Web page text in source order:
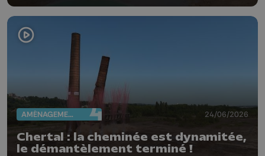
AMÉNAGEMENT DU TERRITOIRE 24/06/2026
Chertal : la cheminée est dynamitée,
le démantèlement terminé !